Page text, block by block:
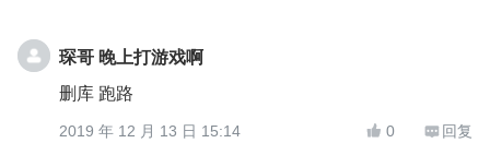
琛哥 晚上打游戏啊
删库 跑路
2019 年 12 月 13 日 15:14  0  回复